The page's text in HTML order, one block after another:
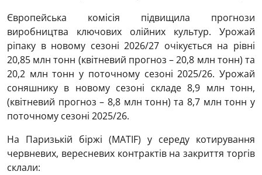
Європейська комісія підвищила прогнози
виробництва ключових олійних культур. Урожай
ріпаку в новому сезоні 2026/27 очікується на рівні
20,85 млн тонн (квітневий прогноз – 20,8 млн тонн) та
20,2 млн тонн у поточному сезоні 2025/26. Урожай
соняшнику в новому сезоні складе 8,9 млн тонн,
(квітневий прогноз – 8,8 млн тонн) та 8,7 млн ​​тонн у
поточному сезоні 2025/26.
На Паризькій біржі (МАTIF) у середу котирування
червневих, вересневих контрактів на закриття торгів
склали: